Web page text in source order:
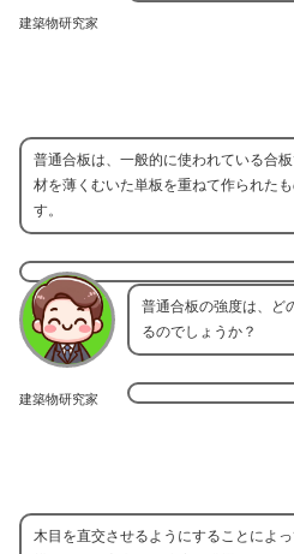
建築物研究家
普通合板は、一般的に使われている合
材を薄くむいた単板を重ねて作られた
す。
建築物研究家
普通合板の強度は、ど
るのでしょうか？
木目を直交させるようにすることによ